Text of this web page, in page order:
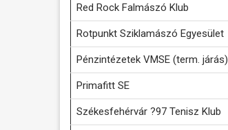
Red Rock Falmászó Klub
Rotpunkt Sziklamászó Egyesület
Pénzintézetek VMSE (term. járás)
Primafitt SE
Székesfehérvár ?97 Tenisz Klub